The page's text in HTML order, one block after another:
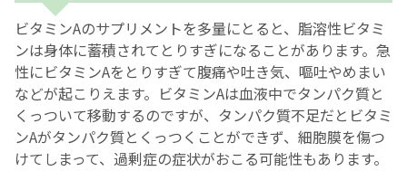
ビタミンAのサプリメントを多量にとると、脂溶性ビタミ
ンは身体に蓄積されてとりすぎになることがあります。急
性にビタミンAをとりすぎて腹痛や吐き気、嘔吐やめまい
などが起こりえます。ビタミンAは血液中でタンパク質と
くっついて移動するのですが、タンパク質不足だとビタミ
ンAがタンパク質とくっつくことができず、細胞膜を傷つ
けてしまって、過剰症の症状がおこる可能性もあります。